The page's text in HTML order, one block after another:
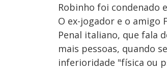
Robinho foi condenado
O ex-jogador e o amigo
Penal italiano, que fala
mais pessoas, quando
inferioridade "física ou